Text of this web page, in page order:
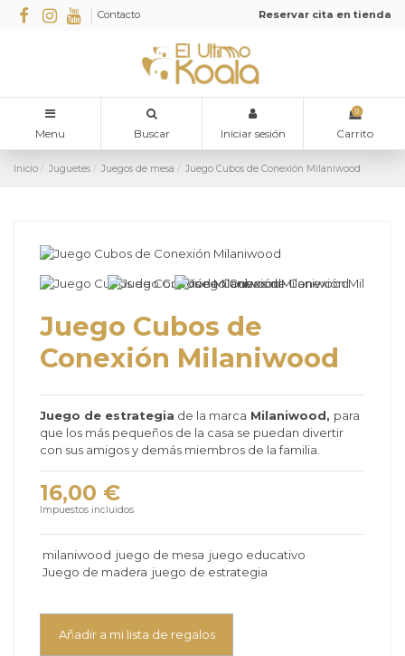
Contacto Reservar cita en tienda
Menu Buscar Iniciar sesión
0
Carrito
Inicio Juguetes Juegos de mesa Juego Cubos de Conexión Milaniwood
Juego Cubos de
Conexión Milaniwood
Juego de estrategia de la marca Milaniwood, para
que los más pequeños de la casa se puedan divertir
con sus amigos y demás miembros de la familia.
16,00 €
Impuestos incluidos
milaniwood juego de mesa juego educativo
Juego de madera juego de estrategia
Añadir a mi lista de regalos